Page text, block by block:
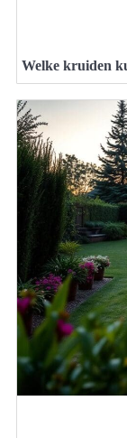
Welke kruiden